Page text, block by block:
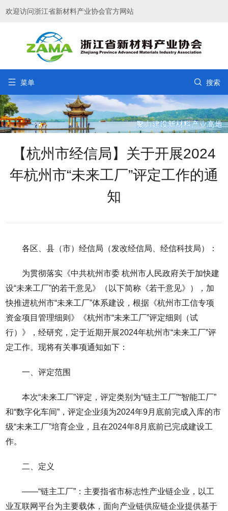
欢迎访问浙江省新材料产业协会官方网站
 菜单  搜索
【杭州市经信局】关于开展2024
年杭州市“未来工厂”评定工作的通
知
各区、县（市）经信局（发改经信局、经信科技局）：
为贯彻落实《中共杭州市委 杭州市人民政府关于加快建
设“未来工厂”的若干意见》（以下简称《若干意见》），加
快推进杭州市“未来工厂”体系建设，根据《杭州市工信专项
资金项目管理细则》《杭州市“未来工厂”评定细则（试
行）》，经研究，定于近期开展2024年杭州市“未来工厂”评
定工作。现将有关事项通知如下：
一、评定范围
本次“未来工厂”评定，评定类别为“链主工厂”“智能工厂”
和“数字化车间”，评定企业须为2024年9月底前完成入库的市
级“未来工厂”培育企业，且在2024年8月底前已完成建设工
作。
二、定义
——“链主工厂”：主要指省市标志性产业链企业，以工
业互联网平台为主要载体，面向产业链供应链企业提供基于